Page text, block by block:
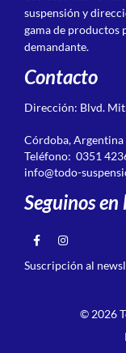
suspensión y
gama de productos
demandante.
Contacto
Dirección: Blvd.
Córdoba, Argentina
Teléfono: 0351
info@todo-
Seguinos en
Suscripción al
© 2026